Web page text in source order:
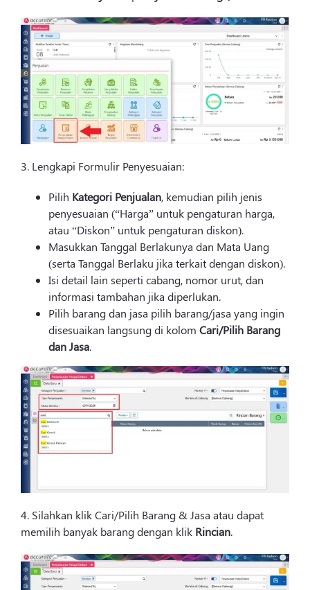
3. Lengkapi Formulir Penyesuaian:
Pilih Kategori Penjualan, kemudian pilih jenis
penyesuaian (“Harga” untuk pengaturan harga,
atau “Diskon” untuk pengaturan diskon).
Masukkan Tanggal Berlakunya dan Mata Uang
(serta Tanggal Berlaku jika terkait dengan diskon).
Isi detail lain seperti cabang, nomor urut, dan
informasi tambahan jika diperlukan.
Pilih barang dan jasa pilih barang/jasa yang ingin
disesuaikan langsung di kolom Cari/Pilih Barang
dan Jasa.
4. Silahkan klik Cari/Pilih Barang & Jasa atau dapat
memilih banyak barang dengan klik Rincian.